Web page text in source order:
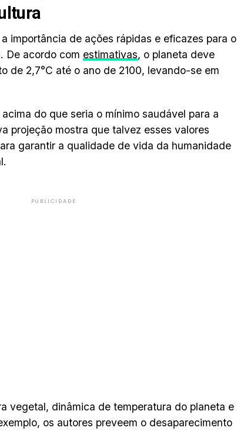
importância de ações rápidas e eficazes para o
De acordo com estimativas, o planeta deve
de 2,7°C até o ano de 2100, levando-se em
do que seria o mínimo saudável para a
projeção mostra que talvez esses valores
garantir a qualidade de vida da humanidade
PUBLICIDADE
vegetal, dinâmica de temperatura do planeta e
os autores preveem o desaparecimento